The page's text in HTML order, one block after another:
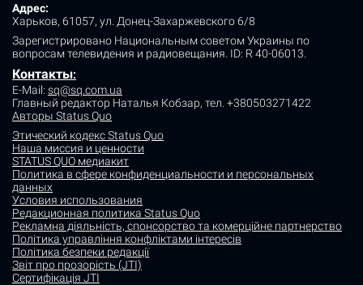
Адрес:
Харьков, 61057, ул. Донец-Захаржевского 6/8
Зарегистрировано Национальным советом Украины по
вопросам телевидения и радиовещания. ID: R 40-06013.
Контакты:
E-Mail: sq@sq.com.ua
Главный редактор Наталья Кобзар, тел. +380503271422
Авторы Status Quo
Этический кодекс Status Quo
Наша миссия и ценности
STATUS QUO медиакит
Политика в сфере конфиденциальности и персональных
данных
Условия использования
Редакционная политика Status Quo
Рекламна діяльність, спонсорство та комерційне партнерство
Політика управління конфліктами інтересів
Політика безпеки редакції
Звіт про прозорість (JTI)
Сертифікація JTI